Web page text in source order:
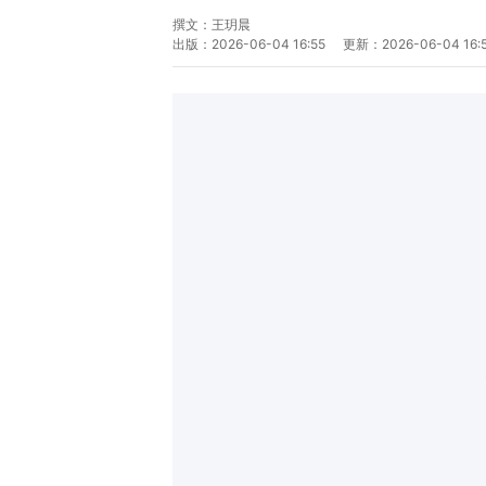
撰文： 王玥晨
出版： 2026-06-04 16:55 更新： 2026-06-04